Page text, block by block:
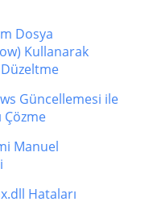
Dosya
Kullanarak
Güncellemesi ile
Çözme
Manuel
Hataları